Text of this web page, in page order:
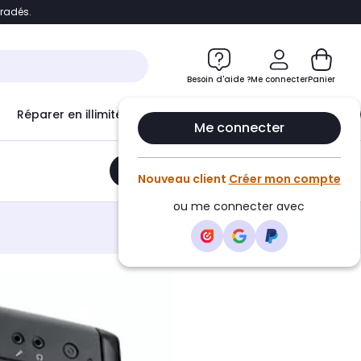
Accéder directement au chatbot
Besoin d'aide ?Me connecter
Me connecter
Nouveau client Créer mon compte
ou me connecter avec
Panier
Réparer en illimité avec Le Club Infinity
Ajouter au panier